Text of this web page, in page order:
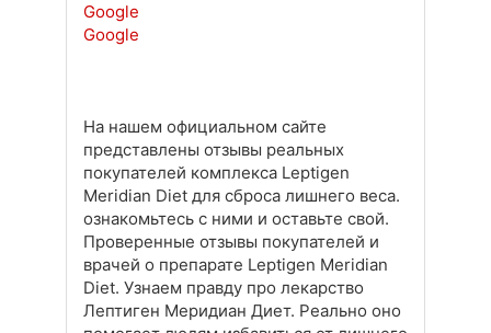
Google
Google
На нашем официальном сайте
представлены отзывы реальных
покупателей комплекса Leptigen
Meridian Diet для сброса лишнего веса.
ознакомьтесь с ними и оставьте свой.
Проверенные отзывы покупателей и
врачей о препарате Leptigen Meridian
Diet. Узнаем правду про лекарство
Лептиген Меридиан Диет. Реально оно